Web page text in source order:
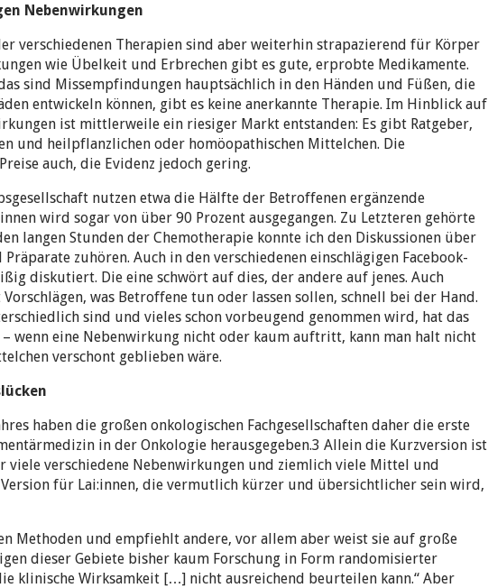
Nebenwirkungen
verschiedenen Therapien sind aber weiterhin strapazierend für Körper
wie Übelkeit und Erbrechen gibt es gute, erprobte Medikamente.
sind Missempfindungen hauptsächlich in den Händen und Füßen, die
entwickeln können, gibt es keine anerkannte Therapie. Im Hinblick auf
ist mittlerweile ein riesiger Markt entstanden: Es gibt Ratgeber,
und heilpflanzlichen oder homöopathischen Mittelchen. Die
auch, die Evidenz jedoch gering.
nutzen etwa die Hälfte der Betroffenen ergänzende
wird sogar von über 90 Prozent ausgegangen. Zu Letzteren gehörte
langen Stunden der Chemotherapie konnte ich den Diskussionen über
zuhören. Auch in den verschiedenen einschlägigen Facebook-
diskutiert. Die eine schwört auf dies, der andere auf jenes. Auch
was Betroffene tun oder lassen sollen, schnell bei der Hand.
sind und vieles schon vorbeugend genommen wird, hat das
– wenn eine Nebenwirkung nicht oder kaum auftritt, kann man halt nicht
verschont geblieben wäre.
haben die großen onkologischen Fachgesellschaften daher die erste
in der Onkologie herausgegeben.3 Allein die Kurzversion ist
viele verschiedene Nebenwirkungen und ziemlich viele Mittel und
Version für Lai:innen, die vermutlich kürzer und übersichtlicher sein wird,
Methoden und empfiehlt andere, vor allem aber weist sie auf große
dieser Gebiete bisher kaum Forschung in Form randomisierter
klinische Wirksamkeit […] nicht ausreichend beurteilen kann.“ Aber